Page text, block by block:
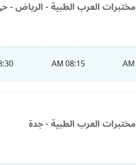
مختبرات العرب الطبية - الرياض -
08:15 AM
AM
مختبرات العرب الطبية - جدة